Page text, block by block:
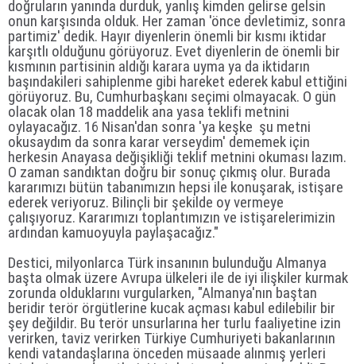
doğruların yanında durduk, yanlış kimden gelirse gelsin
onun karşısında olduk. Her zaman 'önce devletimiz, sonra
partimiz' dedik. Hayır diyenlerin önemli bir kısmı iktidar
karşıtlı olduğunu görüyoruz. Evet diyenlerin de önemli bir
kısmının partisinin aldığı karara uyma ya da iktidarın
başındakileri sahiplenme gibi hareket ederek kabul ettiğini
görüyoruz. Bu, Cumhurbaşkanı seçimi olmayacak. O gün
olacak olan 18 maddelik ana yasa teklifi metnini
oylayacağız. 16 Nisan'dan sonra 'ya keşke şu metni
okusaydım da sonra karar verseydim' dememek için
herkesin Anayasa değişikliği teklif metnini okuması lazım.
O zaman sandıktan doğru bir sonuç çıkmış olur. Burada
kararımızı bütün tabanımızın hepsi ile konuşarak, istişare
ederek veriyoruz. Bilinçli bir şekilde oy vermeye
çalışıyoruz. Kararımızı toplantımızın ve istişarelerimizin
ardından kamuoyuyla paylaşacağız."
Destici, milyonlarca Türk insanının bulunduğu Almanya
başta olmak üzere Avrupa ülkeleri ile de iyi ilişkiler kurmak
zorunda olduklarını vurgularken, "Almanya'nın baştan
beridir terör örgütlerine kucak açması kabul edilebilir bir
şey değildir. Bu terör unsurlarına her turlu faaliyetine izin
verirken, taviz verirken Türkiye Cumhuriyeti bakanlarının
kendi vatandaşlarına önceden müsaade alınmış yerleri